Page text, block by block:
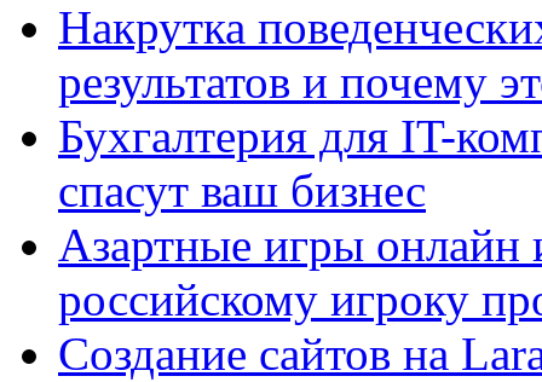
Накрутка
результатов и почему
Бухгалтерия для IT-
спасут ваш бизнес
Азартные игры онлайн
российскому игроку
Создание сайтов на